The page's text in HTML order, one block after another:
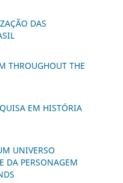
DAS
THROUGHOUT THE
EM HISTÓRIA
UNIVERSO
DA PERSONAGEM